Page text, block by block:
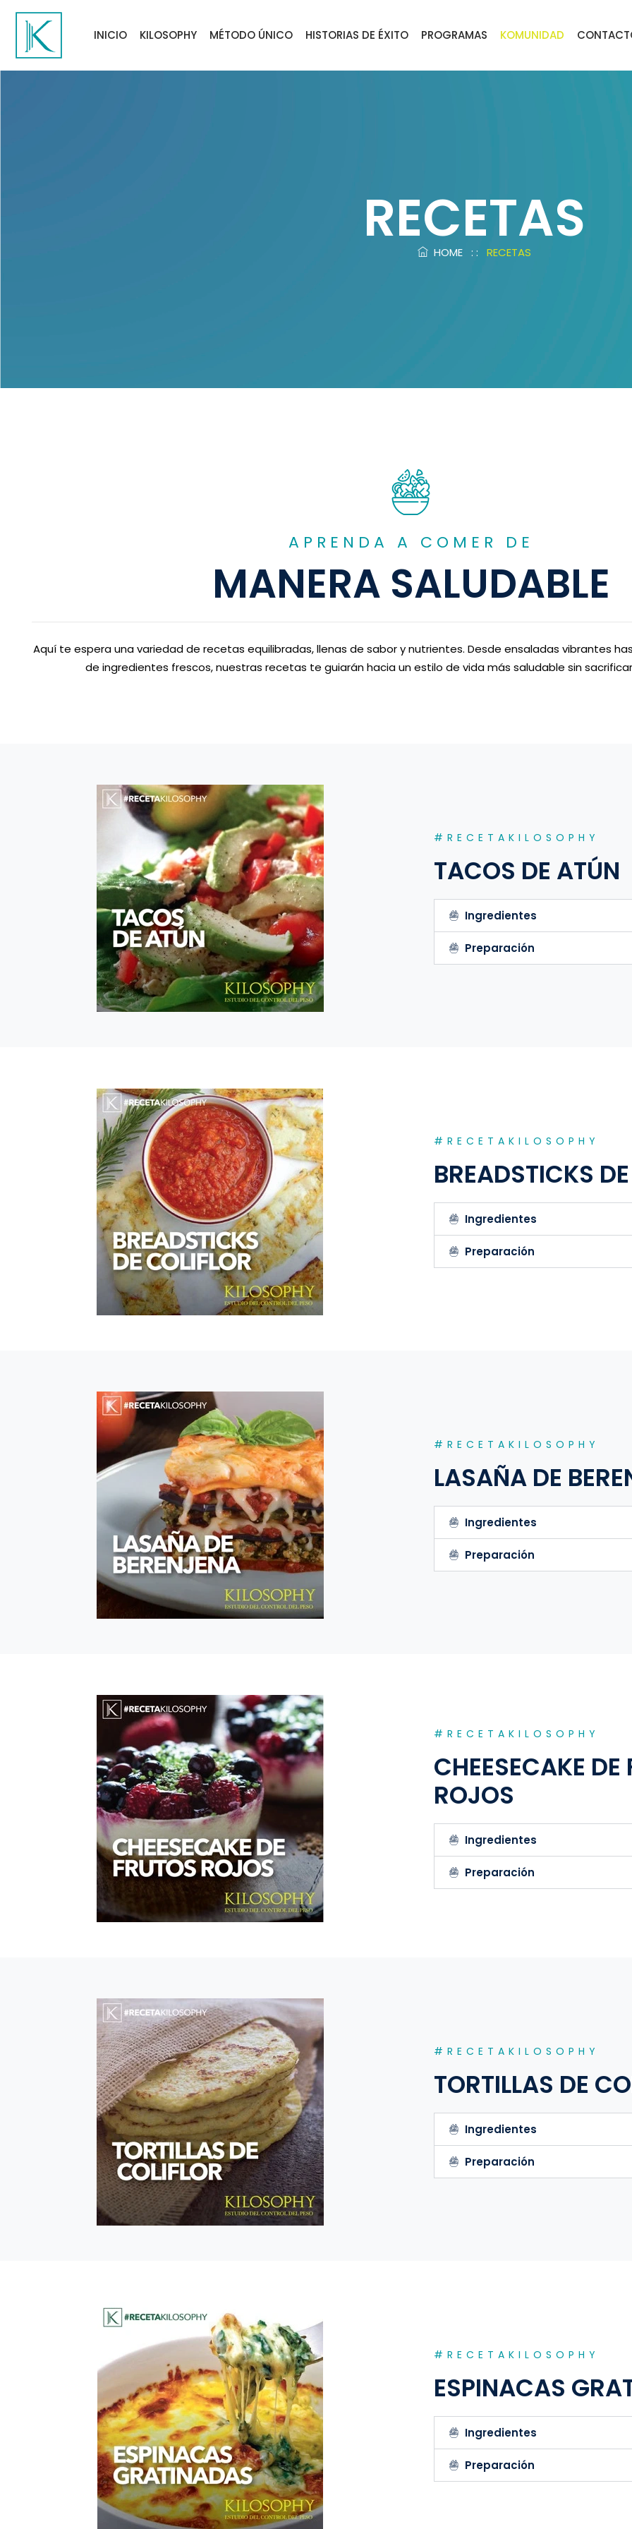
INICIO KILOSOPHY MÉTODO ÚNICO HISTORIAS DE ÉXITO PROGRAMAS KOMUNIDAD
RECETAS
HOME: : RECETAS
APRENDA A COMER DE
MANERA SALUDABLE
Aquí te espera una variedad de recetas equilibradas, llenas de sabor y nutrientes. Desde ensaladas vibrantes
de ingredientes frescos, nuestras recetas te guiarán hacia un estilo de vida más saludable sin
#RECETAKILOSOPHY
TACOS DE ATÚN
Ingredientes
Preparación
#RECETAKILOSOPHY
BREADSTICKS
Ingredientes
Preparación
#RECETAKILOSOPHY
LASAÑA DE
Ingredientes
Preparación
#RECETAKILOSOPHY
CHEESECAKE DE
ROJOS
Ingredientes
Preparación
#RECETAKILOSOPHY
TORTILLAS DE
Ingredientes
Preparación
#RECETAKILOSOPHY
ESPINACAS
Ingredientes
Preparación